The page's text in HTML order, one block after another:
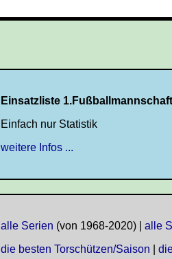
Einsatzliste
Einfach nur Statistik
weitere Infos ...
alle Serien (von 1968-2020) | alle
die besten Torschützen/Saison